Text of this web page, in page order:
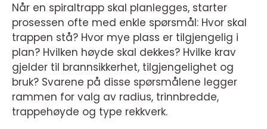
Når en spiraltrapp skal planlegges, starter
prosessen ofte med enkle spørsmål: Hvor skal
trappen stå? Hvor mye plass er tilgjengelig i
plan? Hvilken høyde skal dekkes? Hvilke krav
gjelder til brannsikkerhet, tilgjengelighet og
bruk? Svarene på disse spørsmålene legger
rammen for valg av radius, trinnbredde,
trappehøyde og type rekkverk.